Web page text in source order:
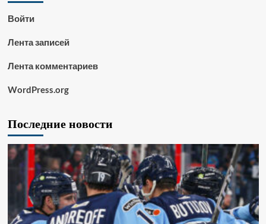
Войти
Лента записей
Лента комментариев
WordPress.org
Последние новости